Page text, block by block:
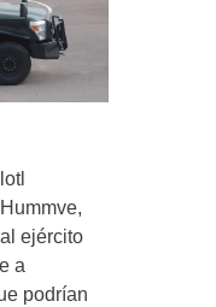
ejército
a
podrían